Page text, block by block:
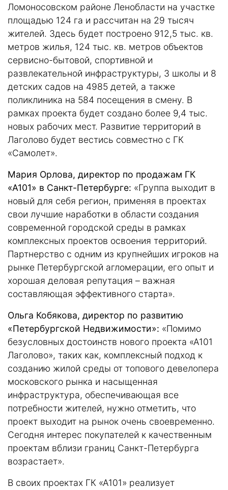
Ломоносовском районе Ленобласти на участке
площадью 124 га и рассчитан на 29 тысяч
жителей. Здесь будет построено 912,5 тыс. кв.
метров жилья, 124 тыс. кв. метров объектов
сервисно-бытовой, спортивной и
развлекательной инфраструктуры, 3 школы и 8
детских садов на 4985 детей, а также
поликлиника на 584 посещения в смену. В
рамках проекта будет создано более 9,4 тыс.
новых рабочих мест. Развитие территорий в
Лаголово будет вестись совместно с ГК
«Самолет».
Мария Орлова, директор по продажам ГК
«А101» в Санкт-Петербурге: «Группа выходит в
новый для себя регион, применяя в проектах
свои лучшие наработки в области создания
современной городской среды в рамках
комплексных проектов освоения территорий.
Партнерство с одним из крупнейших игроков на
рынке Петербургской агломерации, его опыт и
хорошая деловая репутация – важная
составляющая эффективного старта».
Ольга Кобякова, директор по развитию
«Петербургской Недвижимости»: «Помимо
безусловных достоинств нового проекта «А101
Лаголово», таких как, комплексный подход к
созданию жилой среды от топового девелопера
московского рынка и насыщенная
инфраструктура, обеспечивающая все
потребности жителей, нужно отметить, что
проект выходит на рынок очень своевременно.
Сегодня интерес покупателей к качественным
проектам вблизи границ Санкт-Петербурга
возрастает».
В своих проектах ГК «А101» реализует